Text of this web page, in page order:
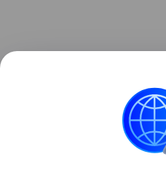
инновационной